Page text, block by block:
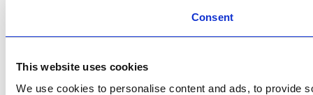
Consent
This website uses cookies
We use cookies to personalise content and ads, to provide